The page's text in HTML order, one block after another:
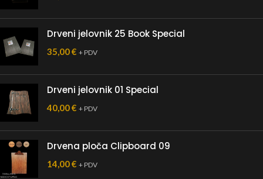
Drveni jelovnik 25 Book Special
35,00€ + PDV
Drveni jelovnik 01 Special
40,00€ + PDV
Drvena ploča Clipboard 09
14,00€ + PDV